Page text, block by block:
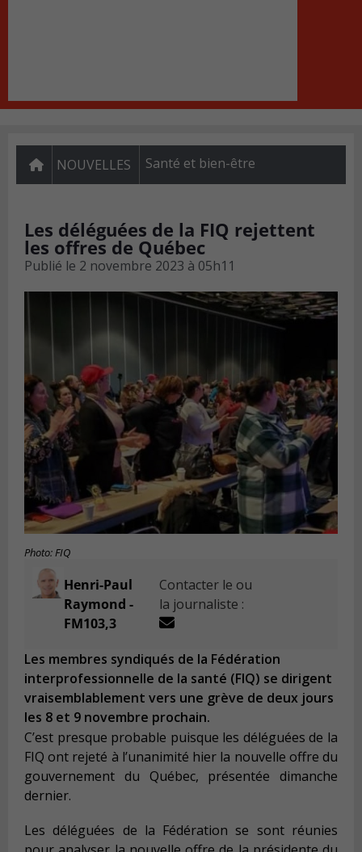
NOUVELLES Santé et bien-être
Les déléguées de la FIQ rejettent
les offres de Québec
Publié le 2 novembre 2023 à 05h11
Photo: FIQ
Henri-Paul
Raymond -
FM103,3
Contacter le ou
la journaliste :
Les membres syndiqués de la Fédération
interprofessionnelle de la santé (FIQ) se dirigent
vraisemblablement vers une grève de deux jours
les 8 et 9 novembre prochain.
C’est presque probable puisque les déléguées de la
FIQ ont rejeté à l’unanimité hier la nouvelle offre du
gouvernement du Québec, présentée dimanche
dernier.
Les déléguées de la Fédération se sont réunies